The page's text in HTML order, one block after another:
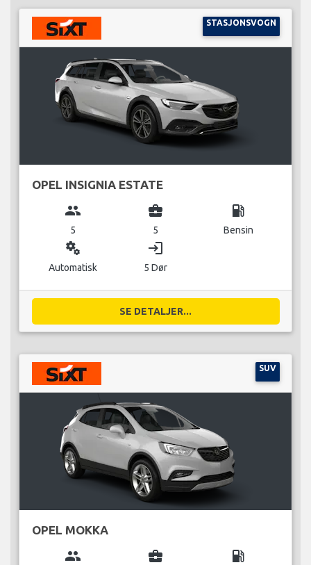
STASJONSVOGN
OPEL INSIGNIA ESTATE
group
5
business_center
5
local_gas_station
Bensin
miscellaneous_services
Automatisk
login
5 Dør
SE DETALJER...
SUV
OPEL MOKKA
group business_center local_gas_station